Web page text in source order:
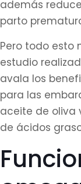
además
parto
Pero todo esto
estudio
avala los
para las
aceite de oliva
de ácidos